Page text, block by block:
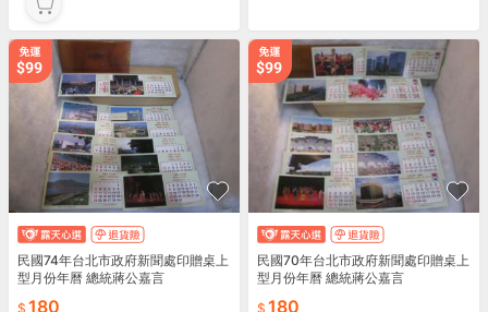
民國74年台北市政府新聞處印贈桌上
型月份年曆 總統蔣公嘉言
180
民國70年台北市政府新聞處印贈桌上
型月份年曆 總統蔣公嘉言
180